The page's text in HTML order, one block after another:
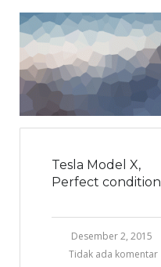
Tesla Model X,
Perfect condition
Desember 2, 2015
Tidak ada komentar